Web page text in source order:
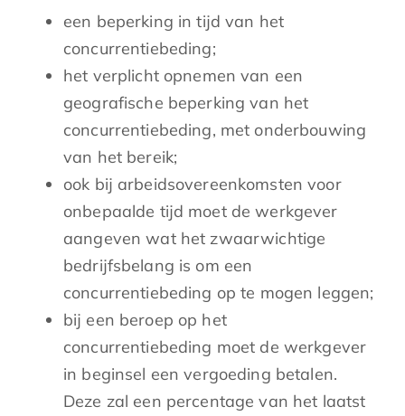
een beperking in tijd van het
concurrentiebeding;
het verplicht opnemen van een
geografische beperking van het
concurrentiebeding, met onderbouwing
van het bereik;
ook bij arbeidsovereenkomsten voor
onbepaalde tijd moet de werkgever
aangeven wat het zwaarwichtige
bedrijfsbelang is om een
concurrentiebeding op te mogen leggen;
bij een beroep op het
concurrentiebeding moet de werkgever
in beginsel een vergoeding betalen.
Deze zal een percentage van het laatst